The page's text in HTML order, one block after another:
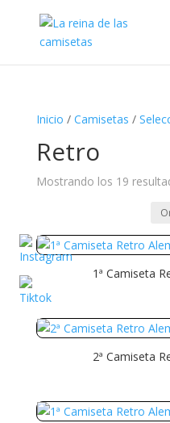
Búsqueda
Inicio / Camisetas /
Retro
Mostrando los 19
1ª Camiseta
2ª Camiseta